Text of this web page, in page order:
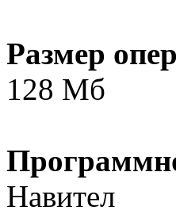
Размер
128 Мб
Навител